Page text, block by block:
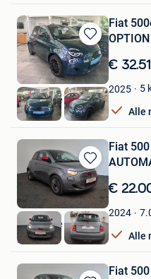
Bewaren
in
Mijn
Favorieten
Fiat
€
2025 5
Alle
Roeselare Noord
Roeselare
Bewaren
in
Mijn
Favorieten
Fiat
€
2024
Alle
Roeselare Noord
Roeselare
Fiat 500